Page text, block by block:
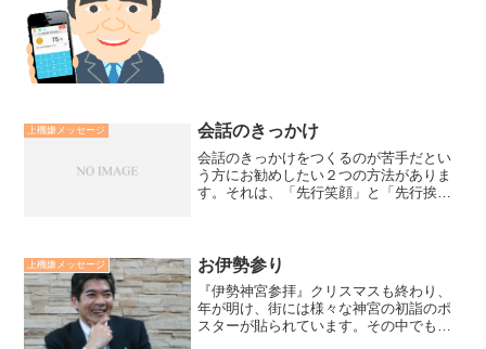
上機嫌メッセージ 会話のきっかけ
会話のきっかけをつくるのが苦手だとい
う方にお勧めしたい２つの方法がありま
す。それは、「先行笑顔」と「先行挨
できます。そこから、何げな...
上機嫌メッセージ お伊勢参り
『伊勢神宮参拝』クリスマスも終わり、
年が明け、街には様々な神宮の初詣のポ
スターが貼られています。その中でも特